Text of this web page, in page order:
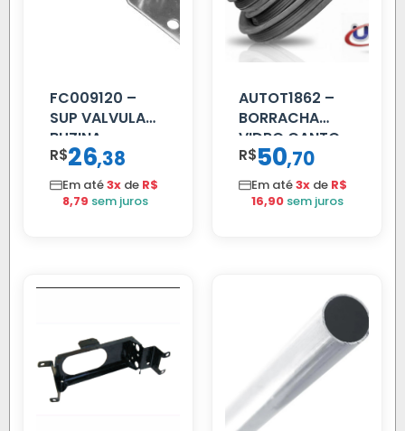
FC009120 –
SUP VALVULA
BUZINA
C/ALAVANCA
R$26,38
Em até3x de R$
8,79 sem juros
AUTOT1862 –
BORRACHA
VIDRO CANTO
VOLVO NL
80/88…
R$50,70
Em até3x de R$
16,90 sem juros